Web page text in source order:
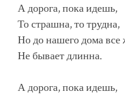
А дорога, пока идешь,
То страшна, то трудна,
Но до нашего дома все
Не бывает длинна.
А дорога, пока идешь,